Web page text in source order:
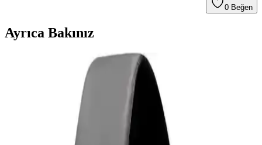
0 Beğen
Ayrıca Bakınız
Samsung Galaxy Tab S9 Plus X810 için Microsonic
Temperli Cam Ekran Koruyucu Ürün Özellikleri ve
Microsonic temperli cam ekran koruyucu, Galaxy Tab S9 Plus
X810 modeline özel tasarımıyla yüksek dayanıklılık ve estetik sunar.
Çizilmelere karşı dirençli, kolay uygulanabilir ve kullanımı rahat bir